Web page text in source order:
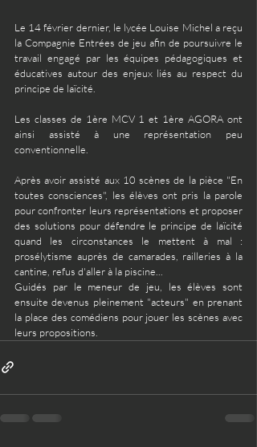
Le 14 février dernier, le lycée Louise Michel a reçu
la Compagnie Entrées de jeu afin de poursuivre le
travail engagé par les équipes pédagogiques et
éducatives autour des enjeux liés au respect du
principe de laïcité.
Les classes de 1ère MCV 1 et 1ère AGORA ont
ainsi assisté à une représentation peu
conventionnelle.
Après avoir assisté aux 10 scènes de la pièce "En
toutes consciences", les élèves ont pris la parole
pour confronter leurs représentations et proposer
des solutions pour défendre le principe de laïcité
quand les circonstances le mettent à mal :
prosélytisme auprès de camarades, railleries à la
cantine, refus d'aller à la piscine...
Guidés par le meneur de jeu, les élèves sont
ensuite devenus pleinement "acteurs" en prenant
la place des comédiens pour jouer les scènes avec
leurs propositions.